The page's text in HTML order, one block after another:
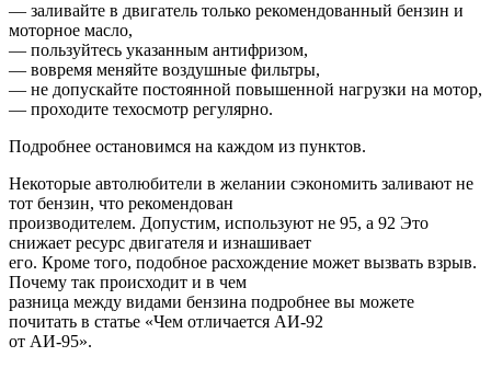
— заливайте в двигатель только рекомендованный бензин и
моторное масло,
— пользуйтесь указанным антифризом,
— вовремя меняйте воздушные фильтры,
— не допускайте постоянной повышенной нагрузки на мотор,
— проходите техосмотр регулярно.
Подробнее остановимся на каждом из пунктов.
Некоторые автолюбители в желании сэкономить заливают не
тот бензин, что рекомендован
производителем. Допустим, используют не 95, а 92 Это
снижает ресурс двигателя и изнашивает
его. Кроме того, подобное расхождение может вызвать взрыв.
Почему так происходит и в чем
разница между видами бензина подробнее вы можете
почитать в статье «Чем отличается АИ-92
от АИ-95».